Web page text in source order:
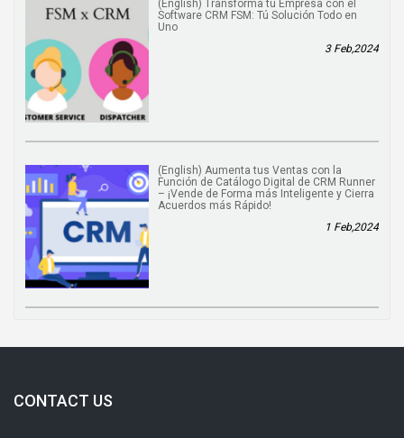
(English) Transforma tu Empresa con el
Software CRM FSM: Tú Solución Todo en
Uno
3 Feb,2024
(English) Aumenta tus Ventas con la
Función de Catálogo Digital de CRM Runner
– ¡Vende de Forma más Inteligente y Cierra
Acuerdos más Rápido!
1 Feb,2024
CONTACT US